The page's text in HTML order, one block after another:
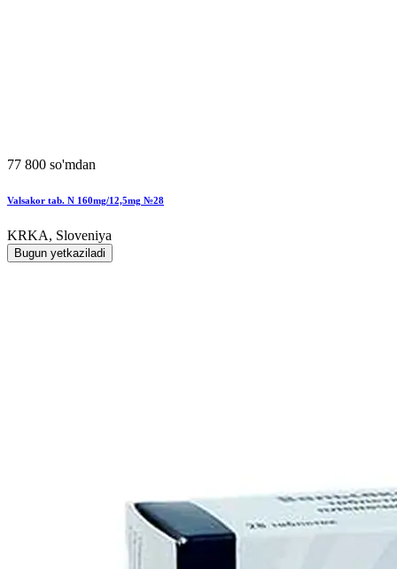
77 800 so'mdan
Valsakor tab. N 160mg/12,5mg №28
KRKA, Sloveniya
Bugun yetkaziladi